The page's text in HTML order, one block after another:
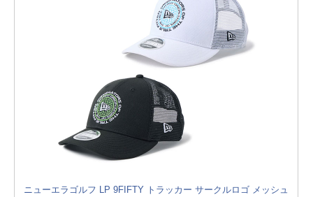
ニューエラゴルフ LP 9FIFTY トラッカー サークルロゴ メッシュ